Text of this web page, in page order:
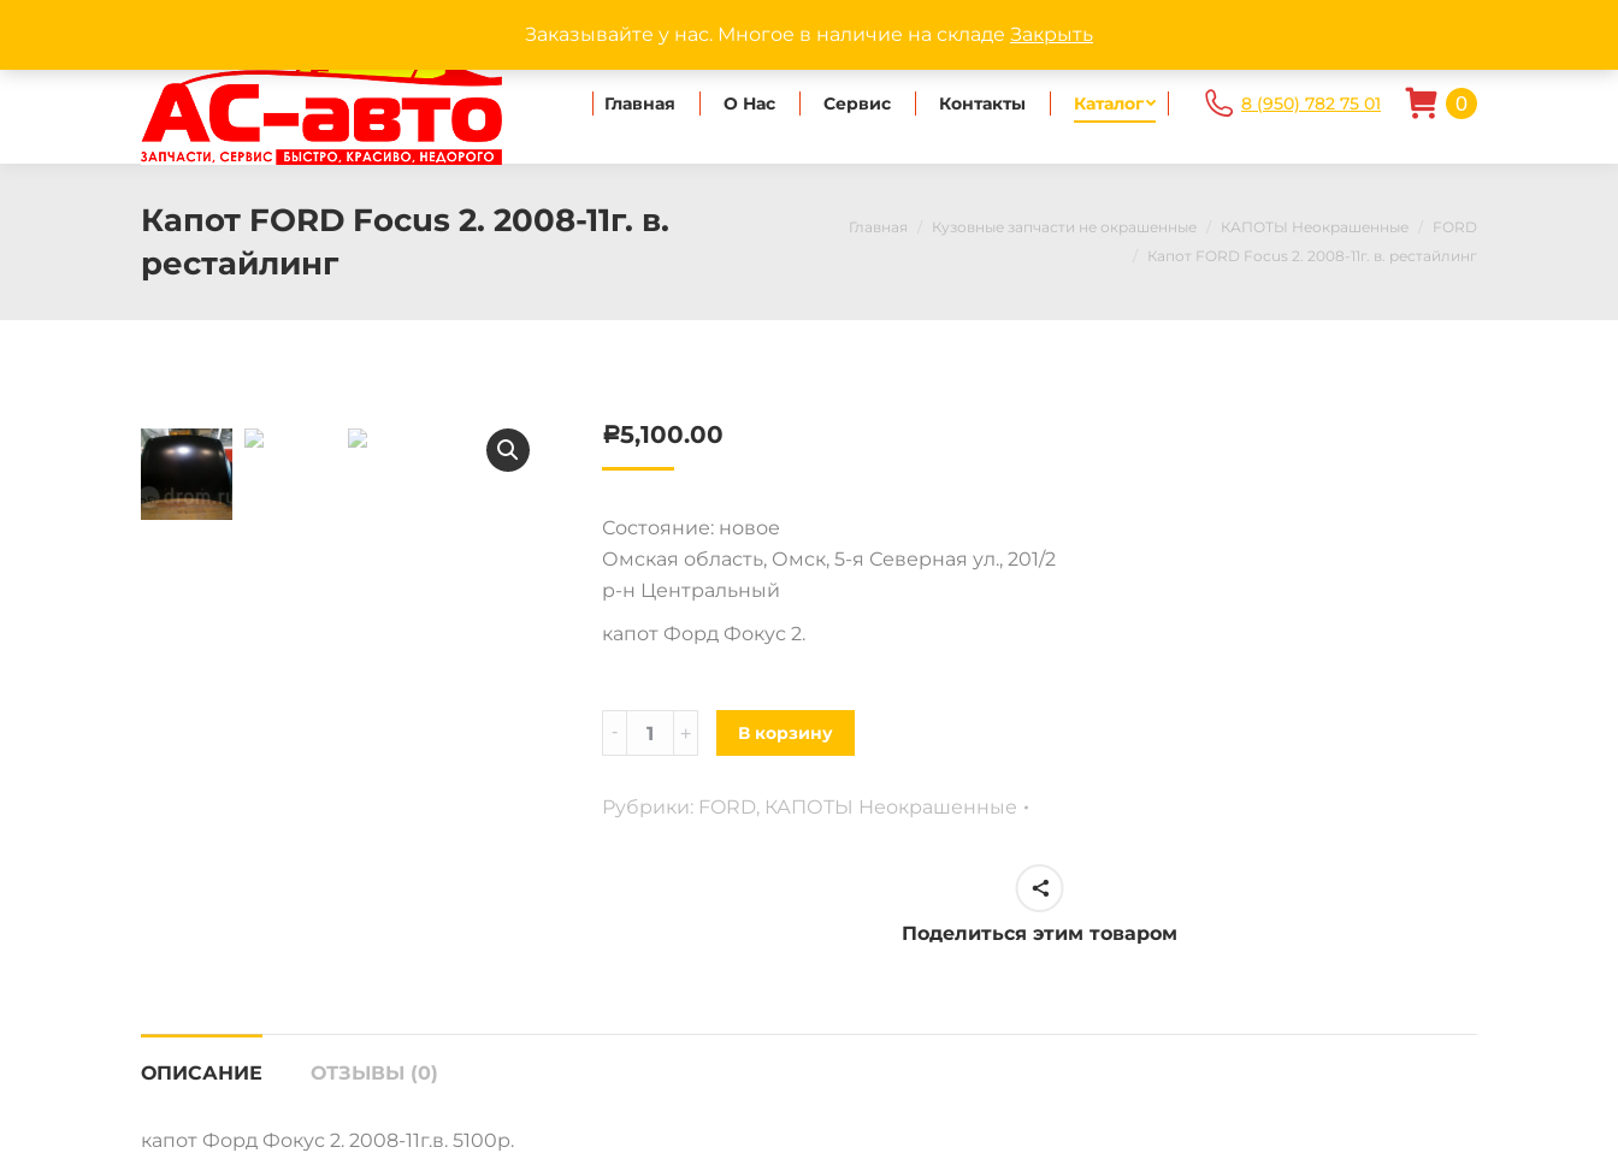
Главная О Нас Сервис Контакты Каталог 8 (950) 782 75 01 0
Капот FORD Focus 2. 2008-11г. в.
рестайлинг
Главная Кузовные запчасти не окрашенные КАПОТЫ Неокрашенные
FORD
Капот FORD Focus 2. 2008-11г. в. рестайлинг
Р5,100.00
Состояние: новое
Омская область, Омск, 5-я Северная ул., 201/2
р-н Центральный
капот Форд Фокус 2.
Капот
FORD
2.
В корзину
Рубрики: FORD, КАПОТЫ Неокрашенные
Поделиться этим товаром
ОПИСАНИЕ ОТЗЫВЫ (0)
капот Форд Фокус 2. 2008-11г.в. 5100р.
Заказывайте у нас. Многое в наличие на складе Закрыть